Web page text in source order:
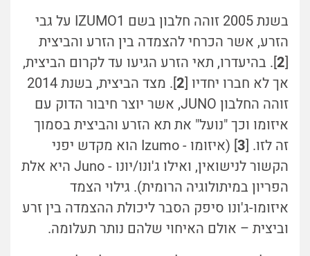
בשנת 2005 זוהה חלבון בשם IZUMO1 על גבי
הזרע, אשר הכרחי להצמדה בין הזרע והביצית
[
2]. בהיעדרו, תאי הזרע הגיעו עד לקרום הביצית,
אך לא חברו יחדיו [2
]. מצד הביצית, בשנת 2014
זוהה החלבון JUNO, אשר יוצר חיבור הדוק עם
איזומו וכך "נועל" את תא הזרע והביצית בסמוך
זה לזו. [3
] (איזומו - Izumo הוא מקדש יפני
הקשור לנישואין, ואילו ג'ונו/יונו - Juno היא אלת
הפריון במיתולוגיה הרומית). גילוי הצמד
איזומו-ג'ונו סיפק הסבר ליכולת ההצמדה בין זרע
וביצית – אולם האיחוי שלהם נותר תעלומה.